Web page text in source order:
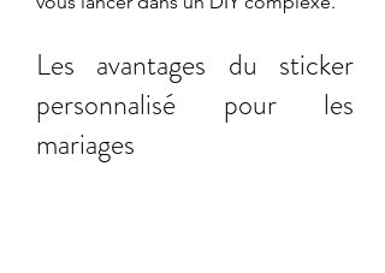
Les avantages du sticker
personnalisé pour les
mariages